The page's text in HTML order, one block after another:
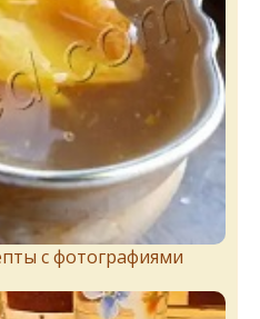
с фотографиями